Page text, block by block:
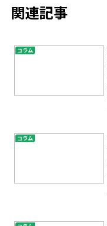
関連記事
コラム
コラム